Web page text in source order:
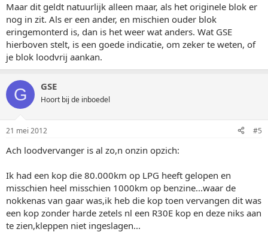
Maar dit geldt natuurlijk alleen maar, als het originele blok er
nog in zit. Als er een ander, en mischien ouder blok
eringemonterd is, dan is het weer wat anders. Wat GSE
hierboven stelt, is een goede indicatie, om zeker te weten, of
je blok loodvrij aankan.
G GSE
Hoort bij de inboedel
21 mei 2012 #5
Ach loodvervanger is al zo,n onzin opzich:
Ik had een kop die 80.000km op LPG heeft gelopen en
misschien heel misschien 1000km op benzine...waar de
nokkenas van gaar was,ik heb die kop toen vervangen dit was
een kop zonder harde zetels nl een R30E kop en deze niks aan
te zien,kleppen niet ingeslagen...